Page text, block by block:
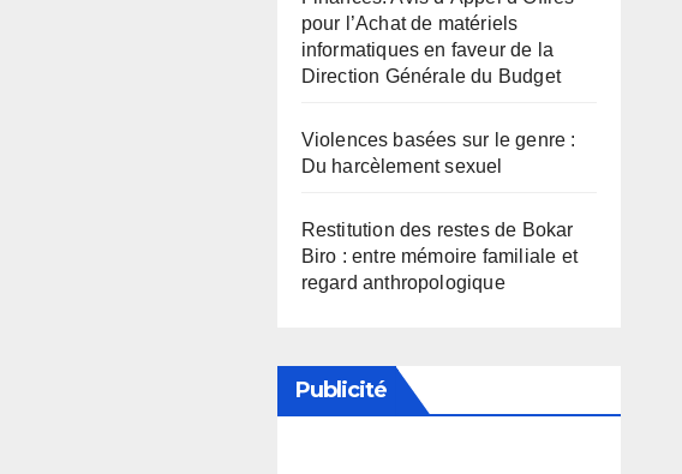
pour l’Achat de matériels
informatiques en faveur de la
Direction Générale du Budget
Violences basées sur le genre :
Du harcèlement sexuel
Restitution des restes de Bokar
Biro : entre mémoire familiale et
regard anthropologique
Publicité